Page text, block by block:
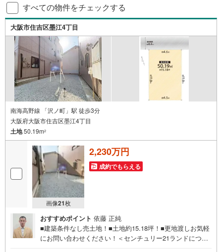
すべての物件をチェックする
大阪市住吉区墨江4丁目
南海高野線 「沢ノ町」駅 徒歩3分
大阪府大阪市住吉区墨江4丁目
土地50.19m2
画像21枚
2,230万円
成約でもらえる
おすすめポイント 依藤 正純
■建築条件なし売土地！■土地約15.18坪！■更地渡しお気軽
にお問い合わせください！＜センチュリー21ランドについ